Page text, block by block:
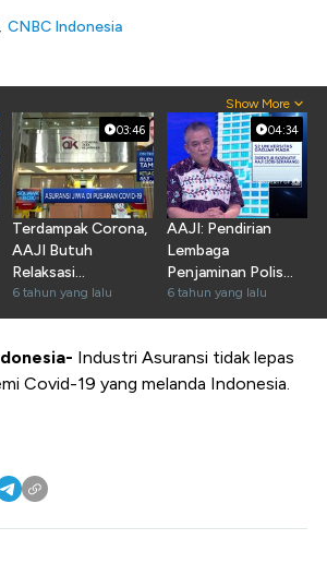
CNBC Indonesia
Show More
03:46
Terdampak Corona,
AAJI Butuh
Relaksasi
Pemasaran Produk
6 tahun yang lalu
04:34
AAJI: Pendirian
Lembaga
Penjaminan Polis
Sesuai UU 40/2014
6 tahun yang lalu
Industri Asuransi tidak lepas
Covid-19 yang melanda Indonesia.